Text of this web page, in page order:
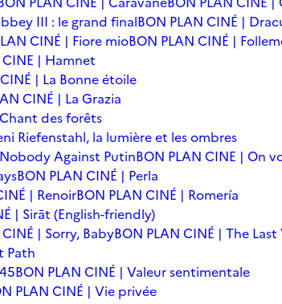
III : le grand finalBON PLAN CINÉ |
CINÉ | Fiore mioBON PLAN CINÉ |
CINE | Hamnet
| La Bonne étoile
CINÉ | La Grazia
des forêts
Riefenstahl, la lumière et les ombres
Against PutinBON PLAN CINE | On
BON PLAN CINÉ | Perla
| RenoirBON PLAN CINÉ | Romería
| Sirāt (English-friendly)
| Sorry, BabyBON PLAN CINÉ | The
Path
BON PLAN CINÉ | Valeur sentimentale
PLAN CINÉ | Vie privée